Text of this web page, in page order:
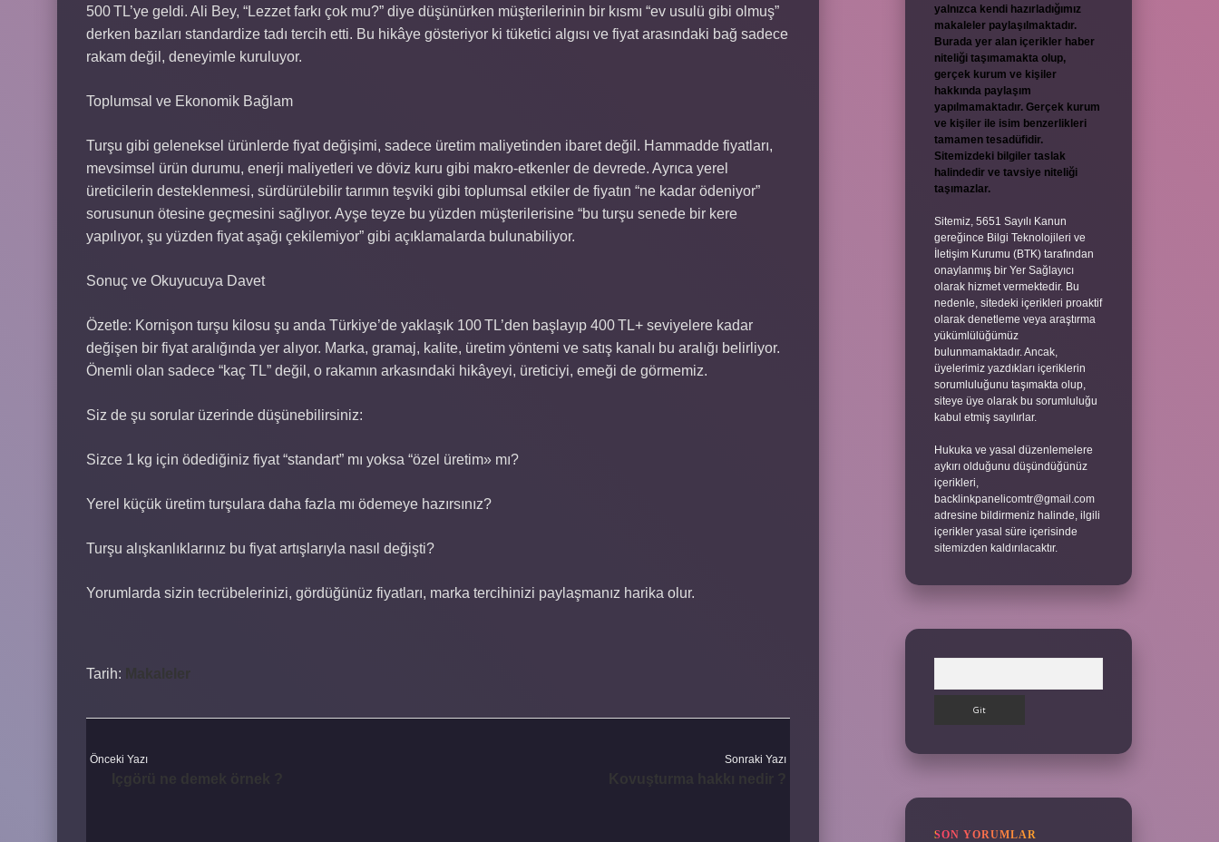
500 TL’ye geldi. Ali Bey, “Lezzet farkı çok mu?” diye düşünürken müşterilerinin bir kısmı “ev usulü gibi olmuş”
derken bazıları standardize tadı tercih etti. Bu hikâye gösteriyor ki tüketici algısı ve fiyat arasındaki bağ sadece
rakam değil, deneyimle kuruluyor.
Toplumsal ve Ekonomik Bağlam
Turşu gibi geleneksel ürünlerde fiyat değişimi, sadece üretim maliyetinden ibaret değil. Hammadde fiyatları,
mevsimsel ürün durumu, enerji maliyetleri ve döviz kuru gibi makro‑etkenler de devrede. Ayrıca yerel
üreticilerin desteklenmesi, sürdürülebilir tarımın teşviki gibi toplumsal etkiler de fiyatın “ne kadar ödeniyor”
sorusunun ötesine geçmesini sağlıyor. Ayşe teyze bu yüzden müşterilerisine “bu turşu senede bir kere
yapılıyor, şu yüzden fiyat aşağı çekilemiyor” gibi açıklamalarda bulunabiliyor.
Sonuç ve Okuyucuya Davet
Özetle: Kornişon turşu kilosu şu anda Türkiye’de yaklaşık 100 TL’den başlayıp 400 TL+ seviyelere kadar
değişen bir fiyat aralığında yer alıyor. Marka, gramaj, kalite, üretim yöntemi ve satış kanalı bu aralığı belirliyor.
Önemli olan sadece “kaç TL” değil, o rakamın arkasındaki hikâyeyi, üreticiyi, emeği de görmemiz.
Siz de şu sorular üzerinde düşünebilirsiniz:
Sizce 1 kg için ödediğiniz fiyat “standart” mı yoksa “özel üretim» mı?
Yerel küçük üretim turşulara daha fazla mı ödemeye hazırsınız?
Turşu alışkanlıklarınız bu fiyat artışlarıyla nasıl değişti?
Yorumlarda sizin tecrübelerinizi, gördüğünüz fiyatları, marka tercihinizi paylaşmanız harika olur.
Tarih: Makaleler
Önceki Yazı Sonraki Yazı
yalnızca kendi hazırladığımız
makaleler paylaşılmaktadır.
Burada yer alan içerikler haber
niteliği taşımamakta olup,
gerçek kurum ve kişiler
hakkında paylaşım
yapılmamaktadır. Gerçek kurum
ve kişiler ile isim benzerlikleri
tamamen tesadüfidir.
Sitemizdeki bilgiler taslak
halindedir ve tavsiye niteliği
taşımazlar.
Sitemiz, 5651 Sayılı Kanun
gereğince Bilgi Teknolojileri ve
İletişim Kurumu (BTK) tarafından
onaylanmış bir Yer Sağlayıcı
olarak hizmet vermektedir. Bu
nedenle, sitedeki içerikleri proaktif
olarak denetleme veya araştırma
yükümlülüğümüz
bulunmamaktadır. Ancak,
üyelerimiz yazdıkları içeriklerin
sorumluluğunu taşımakta olup,
siteye üye olarak bu sorumluluğu
kabul etmiş sayılırlar.
Hukuka ve yasal düzenlemelere
aykırı olduğunu düşündüğünüz
içerikleri,
backlinkpanelicomtr@gmail.com
adresine bildirmeniz halinde, ilgili
içerikler yasal süre içerisinde
sitemizden kaldırılacaktır.
SON YORUMLAR